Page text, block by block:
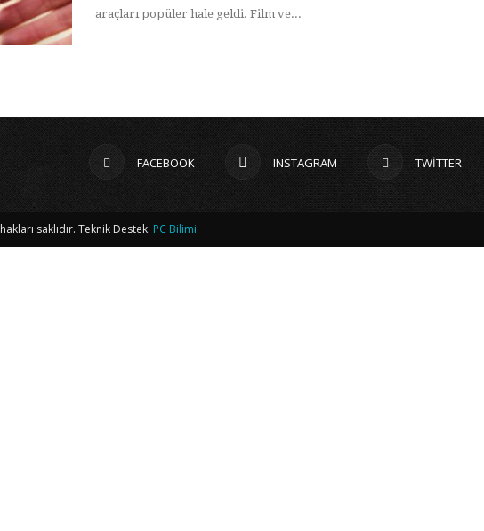
araçları popüler hale geldi. Film ve...
FACEBOOK INSTAGRAM TWITTER
saklıdır. Teknik Destek: PC Bilimi